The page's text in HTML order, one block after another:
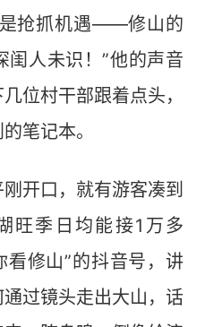
’是抢抓机遇——修山的
闺人未识！”他的声音
位村干部跟着点头，
笔记本。
口，就有游客凑到
旺季日均能接1万多
看修山”的抖音号，讲
过镜头走出大山，话